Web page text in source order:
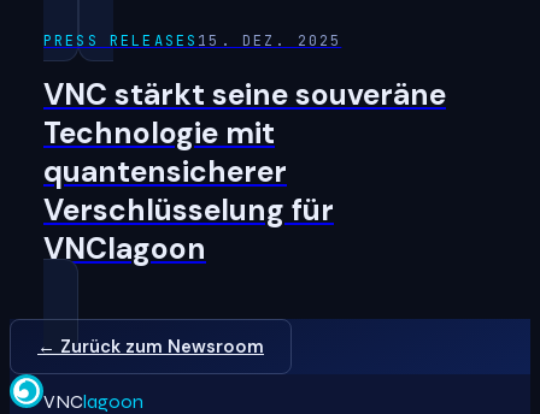
PRESS RELEASES 15. DEZ. 2025
VNC stärkt seine souveräne
Technologie mit
quantensicherer
Verschlüsselung für
VNClagoon
← Zurück zum Newsroom
VNClagoon